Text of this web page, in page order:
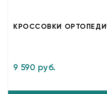
КРОССОВКИ
9 590 руб.